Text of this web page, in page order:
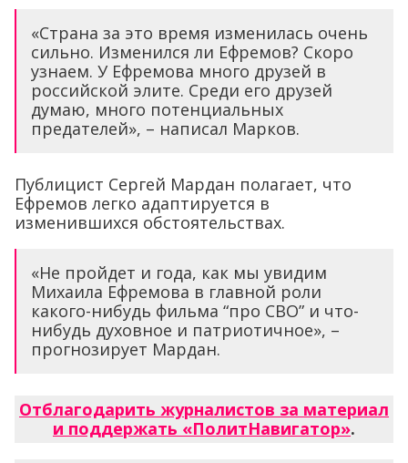
«Страна за это время изменилась очень
сильно. Изменился ли Ефремов? Скоро
узнаем. У Ефремова много друзей в
российской элите. Среди его друзей
думаю, много потенциальных
предателей», – написал Марков.
Публицист Сергей Мардан полагает, что
Ефремов легко адаптируется в
изменившихся обстоятельствах.
«Не пройдет и года, как мы увидим
Михаила Ефремова в главной роли
какого-нибудь фильма “про СВО” и что-
нибудь духовное и патриотичное», –
прогнозирует Мардан.
Отблагодарить журналистов за материал
и поддержать «ПолитНавигатор».